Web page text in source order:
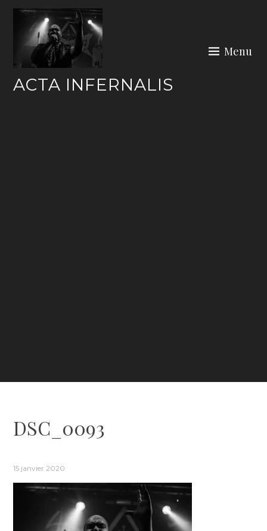
Skip
content
ACTA INFERNALIS
Menu
DSC_0093
15 janvier 2020